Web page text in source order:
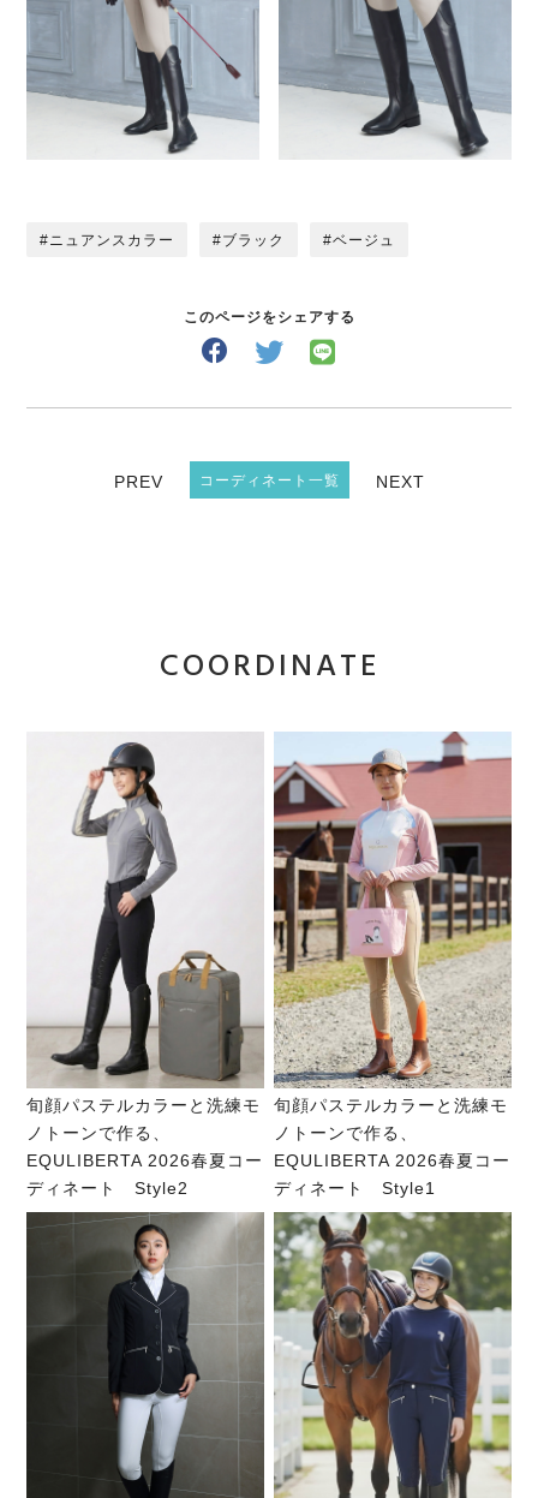
ニュアンスカラー ブラック ベージュ
このページをシェアする
PREV コーディネート一覧 NEXT
COORDINATE
旬顔パステルカラーと洗練モ
ノトーンで作る、
EQULIBERTA 2026春夏コー
ディネート Style2
旬顔パステルカラーと洗練モ
ノトーンで作る、
EQULIBERTA 2026春夏コー
ディネート Style1